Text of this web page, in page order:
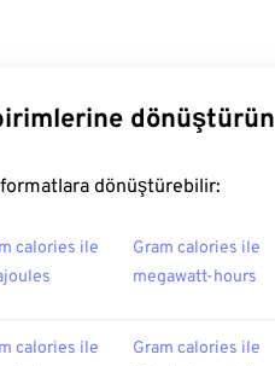
dönüştürün
dönüştürebilir:
calories ile
Gram calories ile
megawatt-hours
calories ile
Gram calories ile